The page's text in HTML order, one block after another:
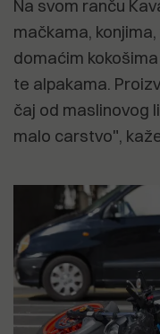
Na svom ranču
mačkama,
domaćim
te alpakama.
čaj od maslinovog
malo carstvo",